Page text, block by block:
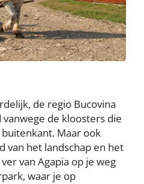
de regio Bucovina
de kloosters die
Maar ook
van het landschap en het
van Agapia op je weg
waar je op